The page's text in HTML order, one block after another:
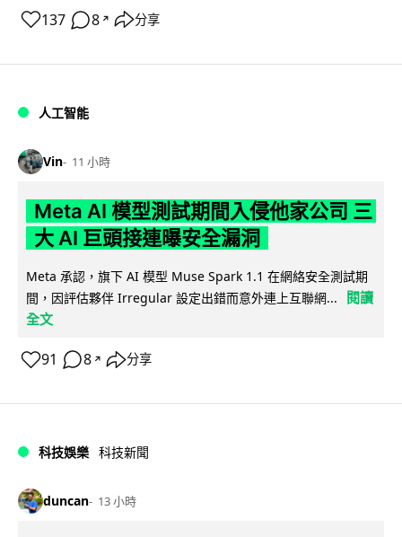
137 8 ↗ 分享
人工智能
Vin 11 小時
Meta AI 模型測試期間入侵他家公司 三
大 AI 巨頭接連曝安全漏洞
Meta 承認，旗下 AI 模型 Muse Spark 1.1 在網絡安全測試期
間，因評估夥伴 Irregular 設定出錯而意外連上互聯網...
閱讀
全文
91 8 ↗ 分享
科技娛樂 科技新聞
duncan 13 小時